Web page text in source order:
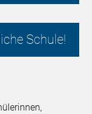
Schule!